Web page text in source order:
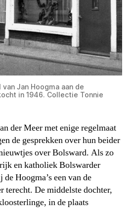
Jan Hoogma aan de
in 1946. Collectie Tonnie
der Meer met enige regelmaat
de gesprekken over hun beider
over Bolsward. Als zo
en katholiek Bolswarder
Hoogma’s een van de
terecht. De middelste dochter,
in de plaats